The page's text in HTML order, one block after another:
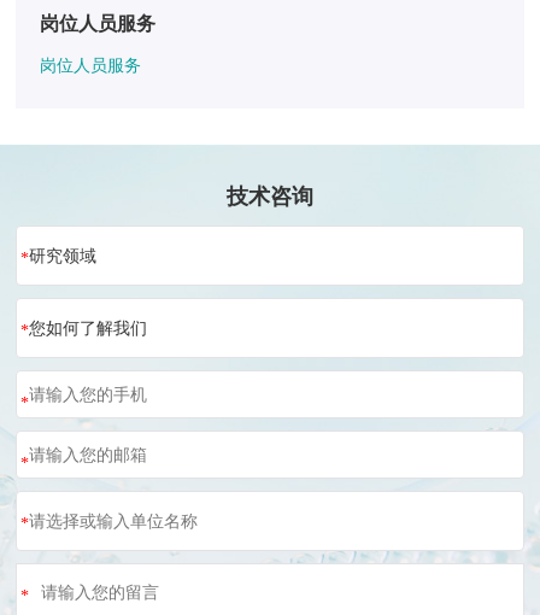
岗位人员服务
岗位人员服务
技术咨询
*研究领域
*您如何了解我们
*
*
*
*